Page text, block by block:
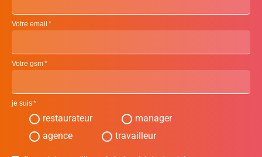
Votre email
Votre gsm
je suis
restaurateur
manager
agence
travailleur